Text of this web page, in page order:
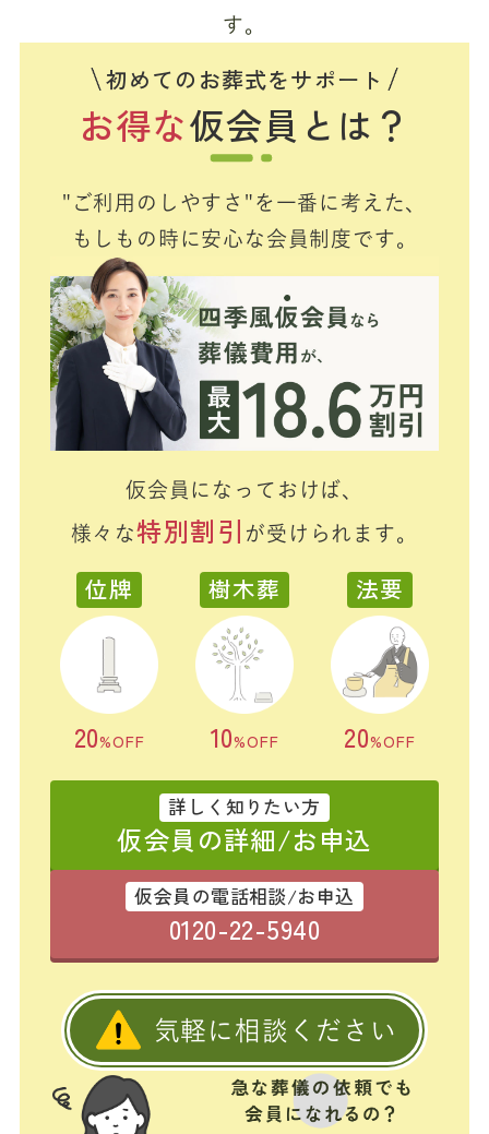
す。
初めてのお葬式をサポート
お得な仮会員とは？
"ご利用のしやすさ"を一番に考えた、
もしもの時に安心な会員制度です。
仮会員になっておけば、
様々な特別割引 が受けられます。
位牌
20%OFF
樹木葬
10%OFF
法要
20%OFF
詳しく知りたい方
仮会員の詳細/お申込
仮会員の電話相談/お申込
0120-22-5940
気軽に相談ください